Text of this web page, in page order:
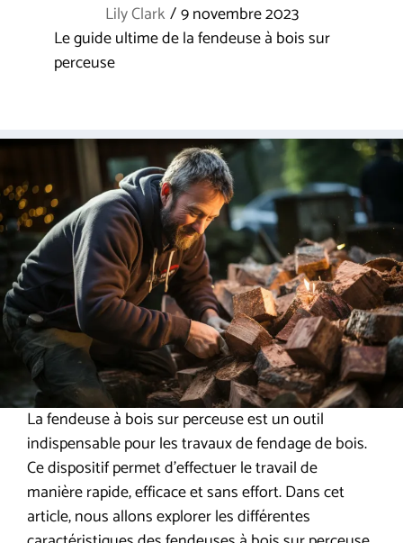
Lily Clark/9 novembre 2023
Le guide ultime de la fendeuse à bois sur
perceuse
La fendeuse à bois sur perceuse est un outil
indispensable pour les travaux de fendage de bois.
Ce dispositif permet d’effectuer le travail de
manière rapide, efficace et sans effort. Dans cet
article, nous allons explorer les différentes